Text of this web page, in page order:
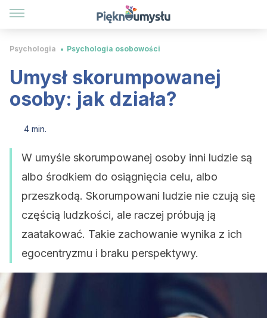
Psychologia Psychologia osobowości
Umysł skorumpowanej
osoby: jak działa?
4 min.
W umyśle skorumpowanej osoby inni ludzie są
albo środkiem do osiągnięcia celu, albo
przeszkodą. Skorumpowani ludzie nie czują się
częścią ludzkości, ale raczej próbują ją
zaatakować. Takie zachowanie wynika z ich
egocentryzmu i braku perspektywy.